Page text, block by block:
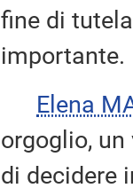
fine di
importante.
Elena
orgoglio,
di decidere